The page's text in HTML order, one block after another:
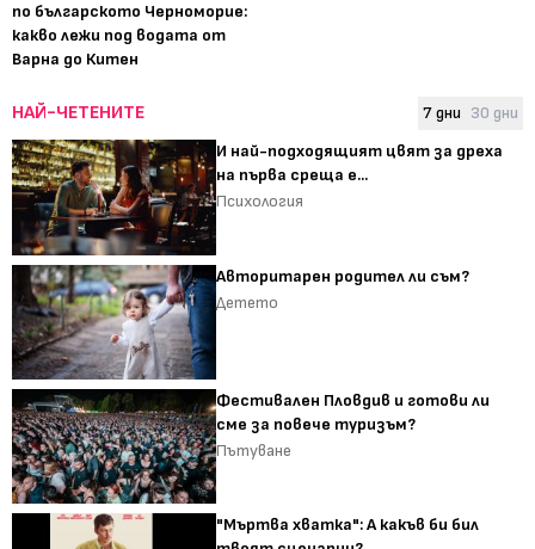
по българското Черноморие:
какво лежи под водата от
Варна до Китен
НАЙ-ЧЕТЕНИТЕ 7 дни 30 дни
И най-подходящият цвят за дреха
на първа среща е...
Психология
Авторитарен родител ли съм?
Детето
Фестивален Пловдив и готови ли
сме за повече туризъм?
Пътуване
"Мъртва хватка": А какъв би бил